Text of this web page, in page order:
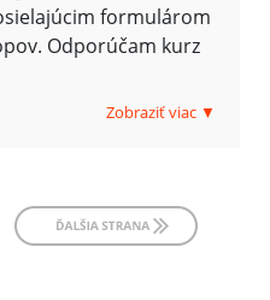
formulárom
Odporúčam kurz
Zobraziť viac ▼